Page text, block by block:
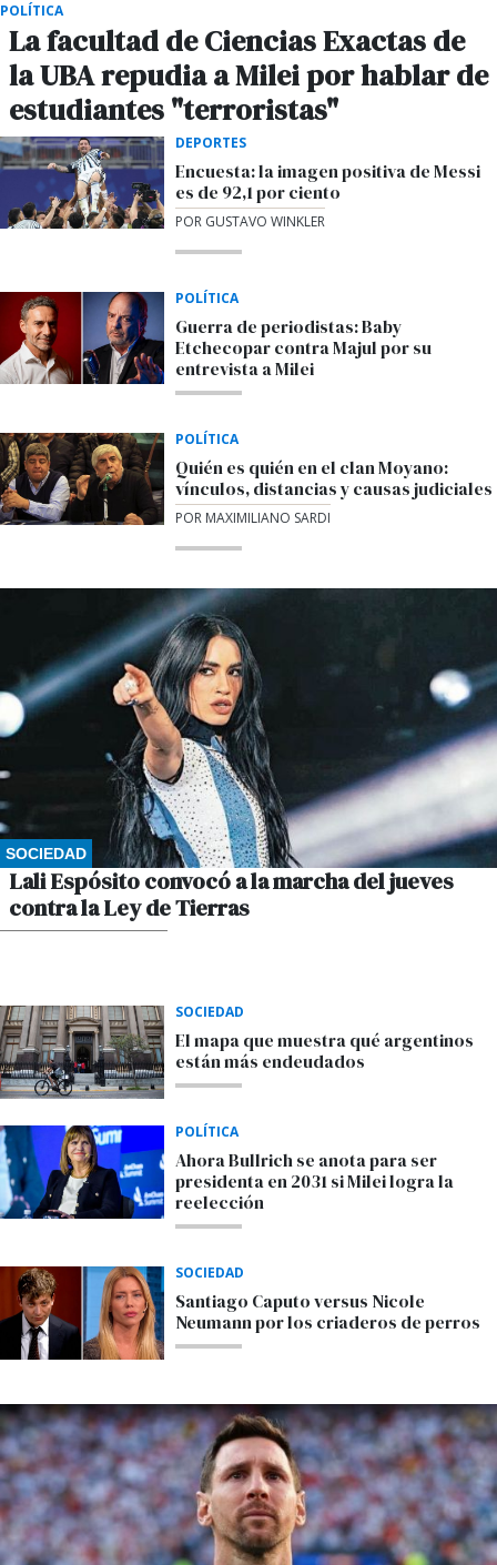
POLÍTICA
La facultad de Ciencias Exactas de
la UBA repudia a Milei por hablar de
estudiantes "terroristas"
DEPORTES
Encuesta: la imagen positiva de Messi
es de 92,1 por ciento
POR GUSTAVO WINKLER
POLÍTICA
Guerra de periodistas: Baby
Etchecopar contra Majul por su
entrevista a Milei
POLÍTICA
Quién es quién en el clan Moyano:
vínculos, distancias y causas judiciales
POR MAXIMILIANO SARDI
SOCIEDAD
Lali Espósito convocó a la marcha del jueves
contra la Ley de Tierras
SOCIEDAD
El mapa que muestra qué argentinos
están más endeudados
POLÍTICA
Ahora Bullrich se anota para ser
presidenta en 2031 si Milei logra la
reelección
SOCIEDAD
Santiago Caputo versus Nicole
Neumann por los criaderos de perros